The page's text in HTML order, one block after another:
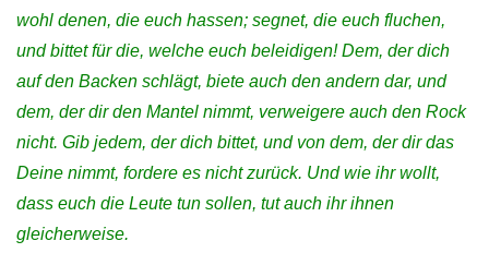
wohl denen, die euch hassen; segnet, die euch fluchen,
und bittet für die, welche euch beleidigen!Dem, der dich
auf den Backen schlägt, biete auch den andern dar, und
dem, der dir den Mantel nimmt, verweigere auch den Rock
nicht. Gib jedem, der dich bittet, und von dem, der dir das
Deine nimmt, fordere es nicht zurück. Und wie ihr wollt,
dass euch die Leute tun sollen, tut auch ihr ihnen
gleicherweise.